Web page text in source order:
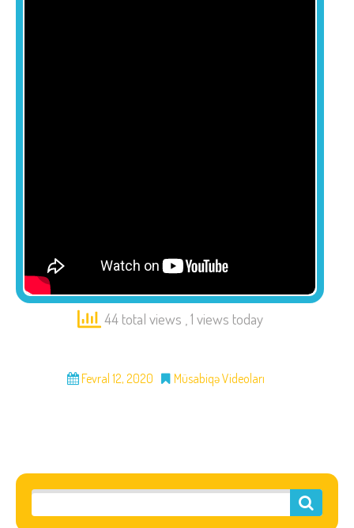
44 total views , 1 views today
Fevral 12, 2020 Müsabiqə Videoları